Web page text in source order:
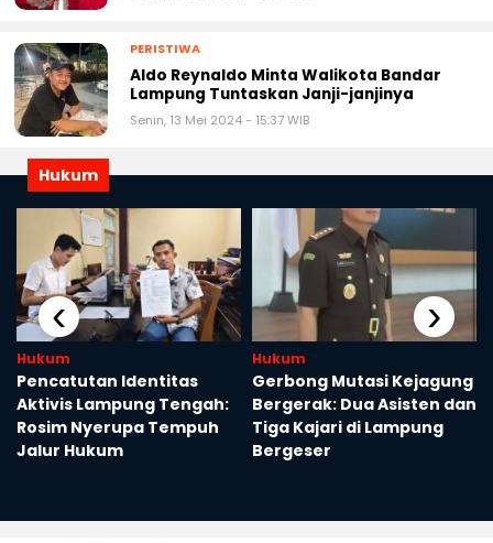
PERISTIWA
Aldo Reynaldo Minta Walikota Bandar
Lampung Tuntaskan Janji-janjinya
Senin, 13 Mei 2024 - 15:37 WIB
Hukum
Hukum
Pencatutan Identitas
Aktivis Lampung Tengah:
Rosim Nyerupa Tempuh
Jalur Hukum
Hukum
Gerbong Mutasi Kejagung
Bergerak: Dua Asisten dan
Tiga Kajari di Lampung
Bergeser
‹ ›